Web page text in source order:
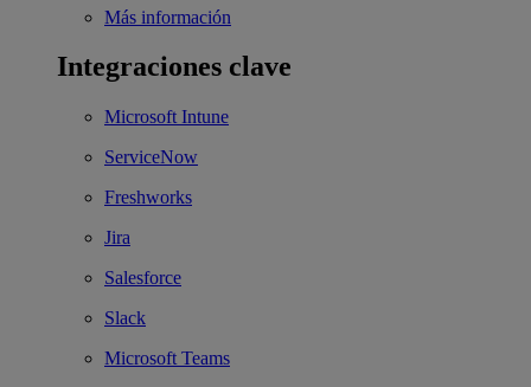
Más información
Integraciones clave
Microsoft Intune
ServiceNow
Freshworks
Jira
Salesforce
Slack
Microsoft Teams